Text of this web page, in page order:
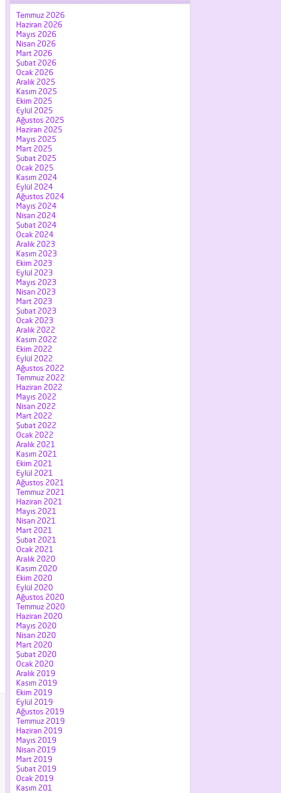
Temmuz 2026
Haziran 2026
Mayıs 2026
Nisan 2026
Mart 2026
Şubat 2026
Ocak 2026
Aralık 2025
Kasım 2025
Ekim 2025
Eylül 2025
Ağustos 2025
Haziran 2025
Mayıs 2025
Mart 2025
Şubat 2025
Ocak 2025
Kasım 2024
Eylül 2024
Ağustos 2024
Mayıs 2024
Nisan 2024
Şubat 2024
Ocak 2024
Aralık 2023
Kasım 2023
Ekim 2023
Eylül 2023
Mayıs 2023
Nisan 2023
Mart 2023
Şubat 2023
Ocak 2023
Aralık 2022
Kasım 2022
Ekim 2022
Eylül 2022
Ağustos 2022
Temmuz 2022
Haziran 2022
Mayıs 2022
Nisan 2022
Mart 2022
Şubat 2022
Ocak 2022
Aralık 2021
Kasım 2021
Ekim 2021
Eylül 2021
Ağustos 2021
Temmuz 2021
Haziran 2021
Mayıs 2021
Nisan 2021
Mart 2021
Şubat 2021
Ocak 2021
Aralık 2020
Kasım 2020
Ekim 2020
Eylül 2020
Ağustos 2020
Temmuz 2020
Haziran 2020
Mayıs 2020
Nisan 2020
Mart 2020
Şubat 2020
Ocak 2020
Aralık 2019
Kasım 2019
Ekim 2019
Eylül 2019
Ağustos 2019
Temmuz 2019
Haziran 2019
Mayıs 2019
Nisan 2019
Mart 2019
Şubat 2019
Ocak 2019
Kasım 201